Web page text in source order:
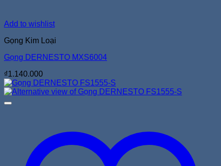
Add to wishlist
Gọng Kim Loại
Gọng DERNESTO MXS6004
₫1.140.000